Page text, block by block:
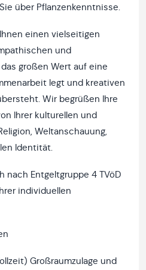
über Pflanzenkenntnisse.
einen vielseitigen
und
großen Wert auf eine
legt und kreativen
Wir begrüßen Ihre
Ihrer kulturellen und
Weltanschauung,
Identität.
nach Entgeltgruppe 4 TVöD
individuellen
Großraumzulage und